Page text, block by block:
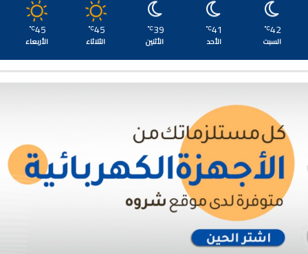
42
℃
السبت
41
℃
الأحد
39
℃
الأثنين
45
℃
الثلاثاء
45
℃
الأربعاء